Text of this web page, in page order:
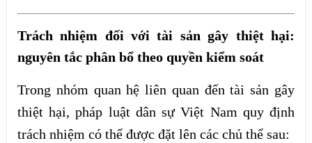
Trách nhiệm đối với tài sản gây thiệt hại:
nguyên tắc phân bổ theo quyền kiểm soát
Trong nhóm quan hệ liên quan đến tài sản gây
thiệt hại, pháp luật dân sự Việt Nam quy định
trách nhiệm có thể được đặt lên các chủ thể sau: